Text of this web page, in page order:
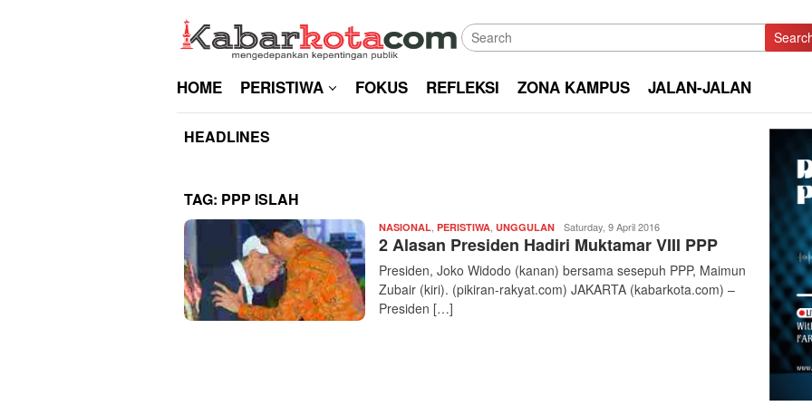
HOME PERISTIWA FOKUS REFLEKSI ZONA KAMPUS JALAN-JALAN
HEADLINES
TAG: PPP ISLAH
NASIONAL PERISTIWA UNGGULAN Redaksi
|
kabarkota
Saturday, 9 April 2016
2 Alasan Presiden Hadiri Muktamar VIII PPP
Presiden, Joko Widodo (kanan) bersama sesepuh PPP, Maimun
Zubair (kiri). (pikiran-rakyat.com) JAKARTA (kabarkota.com) –
Presiden […]